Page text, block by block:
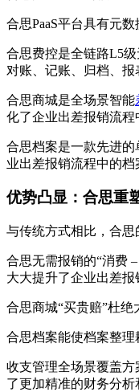
合思PaaS平台具有元
合思费控是全链路L5
对账、记账、归档、报
合思商城是全场景智能
化了企业出差报销流程
合思档案是一款先进的
业出差报销流程中的档
优势凸显：合思重
与传统方式相比，合思
合思无需报销的“消费
大大提升了企业出差报
合思商城“买贵赔”杜
合思档案能使档案整理
收支管理全场景覆盖
了更加精准的财务分析